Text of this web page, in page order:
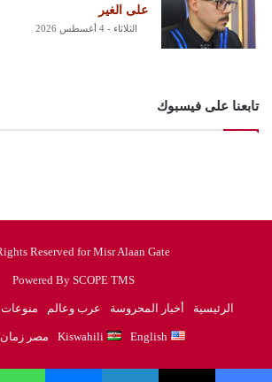
على الغير
الثلاثاء - 4 أغسطس 2026
تابعنا على فيسبوك
Reserved for Misr Alaan Gate
Powered By SCOPE TMS
الرئيسية أخبار المحروسة عرب وعالم
English
Kiswahili مصر زمان